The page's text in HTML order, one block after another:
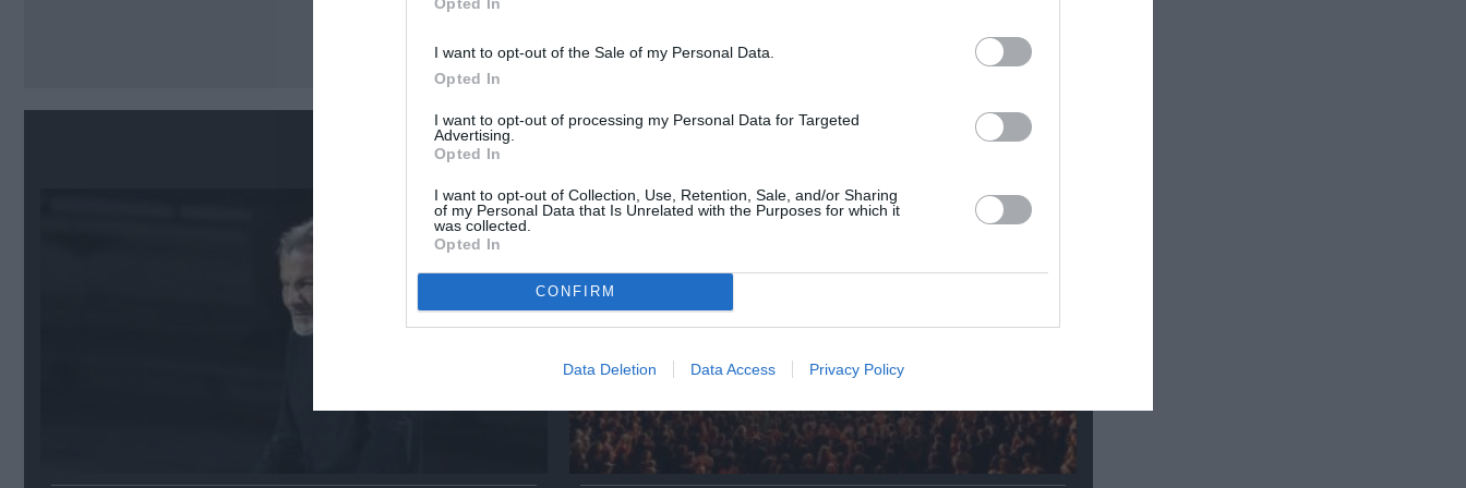
I want to opt-out of the Sale of my Personal Data.
Opted In
I want to opt-out of processing my Personal Data for Targeted
Advertising.
Opted In
I want to opt-out of Collection, Use, Retention, Sale, and/or Sharing
of my Personal Data that Is Unrelated with the Purposes for which it
was collected.
Opted In
CONFIRM
Data Deletion Data Access Privacy Policy
Σχετικά Άρθρα